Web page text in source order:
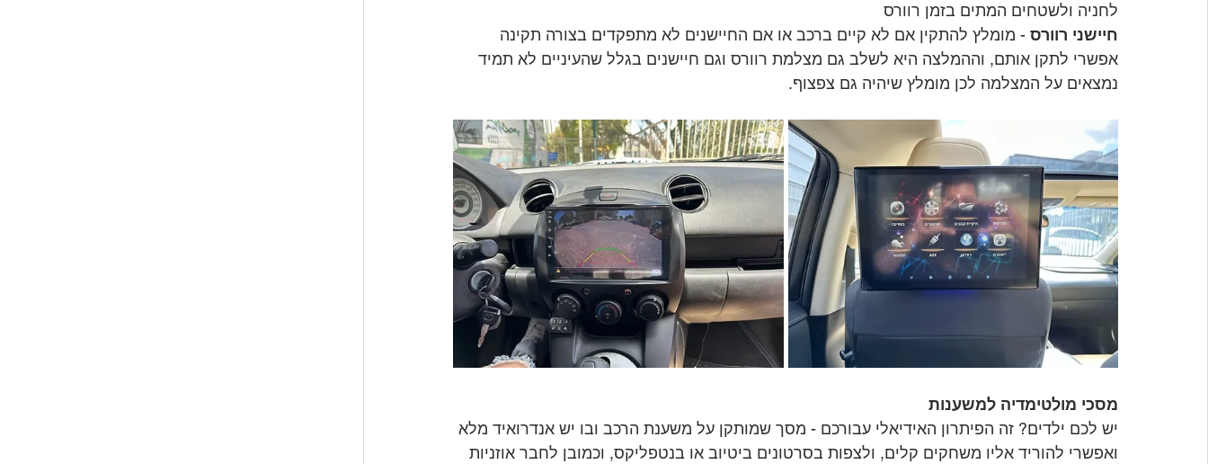
לחניה ולשטחים המתים בזמן רוורס
חיישני רוורס - מומלץ להתקין אם לא קיים ברכב או אם החיישנים לא מתפקדים בצורה תקינה
אפשרי לתקן אותם, וההמלצה היא לשלב גם מצלמת רוורס וגם חיישנים בגלל שהעיניים לא תמיד
נמצאים על המצלמה לכן מומלץ שיהיה גם צפצוף.
מסכי מולטימדיה למשענות
יש לכם ילדים? זה הפיתרון האידיאלי עבורכם - מסך שמותקן על משענת הרכב ובו יש אנדרואיד מלא
ואפשרי להוריד אליו משחקים קלים, ולצפות בסרטונים ביטיוב או בנטפליקס, וכמובן לחבר אוזניות